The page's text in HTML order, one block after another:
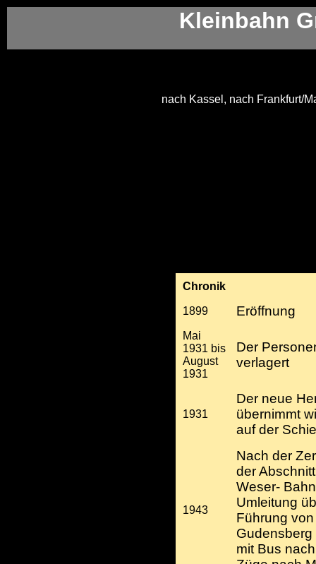
Kleinbahn
nach Kassel, nach Frankfurt/
Chronik
1899 Eröffnung
Mai
1931 bis
August
1931
Der
verlagert
1931
Der neue
übernimmt
auf der
1943
Nach der
der
Weser-
Umleitung
Führung
mit Bus